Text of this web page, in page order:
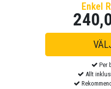
Enkel
Per
Allt